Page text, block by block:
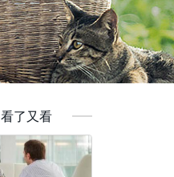
看了又看